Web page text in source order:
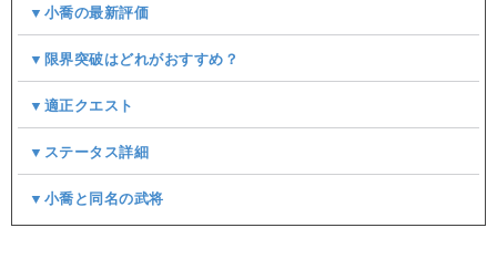
▼小喬の最新評価
▼限界突破はどれがおすすめ？
▼適正クエスト
▼ステータス詳細
▼小喬と同名の武将